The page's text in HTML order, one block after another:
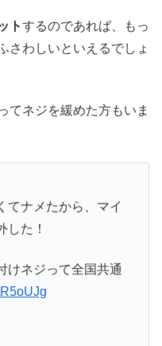
トするのであれば、もっ
さわしいといえるでしょ
てネジを緩めた方もいま
てナメたから、マイ
した！
けネジって全国共通